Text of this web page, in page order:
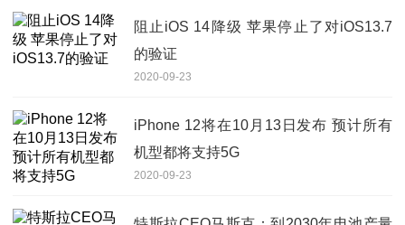
阻止iOS 14降级 苹果停止了对iOS13.7
的验证
2020-09-23
iPhone 12将在10月13日发布 预计所有
机型都将支持5G
2020-09-23